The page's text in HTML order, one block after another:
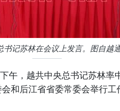
书记苏林在会议上发言。图自越
午，越共中央总书记苏林率
和后江省省委常委会举行工